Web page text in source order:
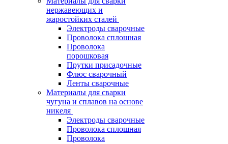
нержавеющих и
жаростойких сталей
Электроды сварочные
Проволока сплошная
Проволока
порошковая
Прутки присадочные
Флюс сварочный
Ленты сварочные
Материалы для сварки
чугуна и сплавов на основе
никеля
Электроды сварочные
Проволока сплошная
Проволока